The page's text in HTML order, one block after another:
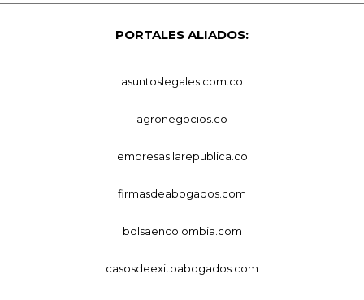
PORTALES ALIADOS:
asuntoslegales.com.co
agronegocios.co
empresas.larepublica.co
firmasdeabogados.com
bolsaencolombia.com
casosdeexitoabogados.com